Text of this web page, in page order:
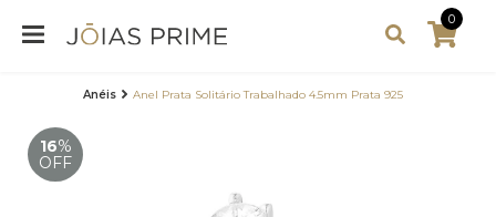
0
Anéis Anel Prata Solitário Trabalhado 4.5mm Prata 925
16%
OFF